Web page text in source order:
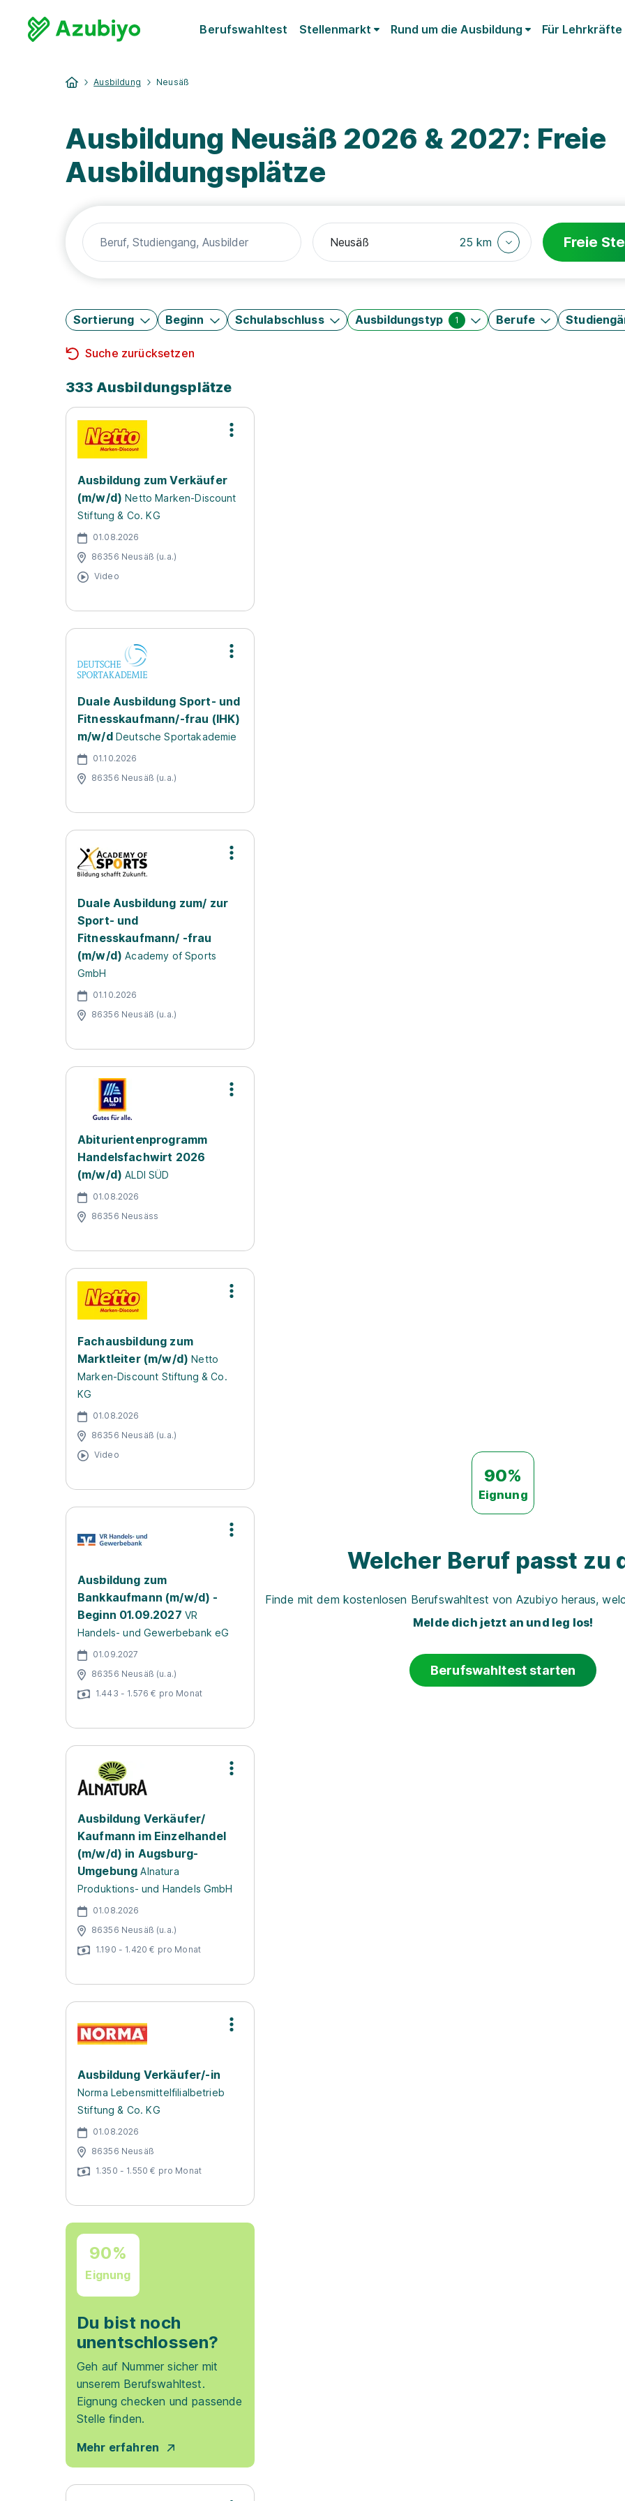
Berufswahltest Stellenmarkt Rund um die Ausbildung Für Lehrkräfte
Ausbildung Neusäß
Ausbildung Neusäß 2026 & 2027: Freie
Ausbildungsplätze
25 km Freie
Sortierung Beginn Schulabschluss Ausbildungstyp 1 Berufe
Suche zurücksetzen
333 Ausbildungsplätze
Ausbildung zum Verkäufer
(m/w/d) Netto Marken-Discount
Stiftung & Co. KG
01.08.2026
86356 Neusäß (u.a.)
Video
Duale Ausbildung Sport- und
Fitnesskaufmann/-frau (IHK)
m/w/d Deutsche Sportakademie
01.10.2026
86356 Neusäß (u.a.)
Duale Ausbildung zum/ zur
Sport- und
Fitnesskaufmann/ -frau
(m/w/d) Academy of Sports
GmbH
01.10.2026
86356 Neusäß (u.a.)
Abiturientenprogramm
Handelsfachwirt 2026
(m/w/d) ALDI SÜD
01.08.2026
86356 Neusäss
Fachausbildung zum
Marktleiter (m/w/d) Netto
Marken-Discount Stiftung & Co.
KG
01.08.2026
86356 Neusäß (u.a.)
Video
Ausbildung zum
Bankkaufmann (m/w/d) -
Beginn 01.09.2027 VR
Handels- und Gewerbebank eG
01.09.2027
86356 Neusäß (u.a.)
1.443 - 1.576 € pro Monat
Ausbildung Verkäufer/
Kaufmann im Einzelhandel
(m/w/d) in Augsburg-
Umgebung Alnatura
Produktions- und Handels GmbH
01.08.2026
86356 Neusäß (u.a.)
1.190 - 1.420 € pro Monat
Ausbildung Verkäufer/-in
Norma Lebensmittelfilialbetrieb
Stiftung & Co. KG
01.08.2026
86356 Neusäß
1.350 - 1.550 € pro Monat
90%
Eignung
Du bist noch
unentschlossen?
Geh auf Nummer sicher mit
unserem Berufswahltest.
Eignung checken und passende
Stelle finden.
Mehr erfahren
90%
Eignung
Welcher Beruf passt zu
Finde mit dem kostenlosen Berufswahltest von Azubiyo heraus,
Melde dich jetzt an und leg los!
Berufswahltest starten